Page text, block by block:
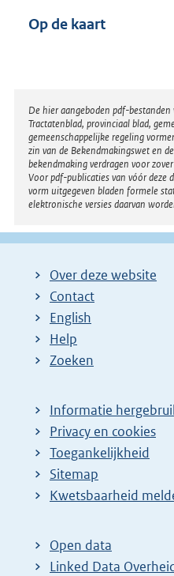
Op de kaart
Disclaimer
De hier aangeboden pdf-
Tractatenblad, provinciaal blad,
gemeenschappelijke regeling
zin van de Bekendmakingswet en
bekendmaking verdragen voor
Voor pdf-publicaties van vóór deze
vorm uitgegeven bladen formele
elektronische versies daarvan
Over deze website
Contact
English
Help
Zoeken
Informatie
Privacy en cookies
Toegankelijkheid
Sitemap
E
t
e
Kwetsbaarheid
Open data
Linked Data